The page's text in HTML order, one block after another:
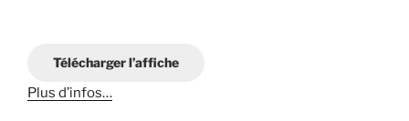
Télécharger l’affiche
Plus d’infos…